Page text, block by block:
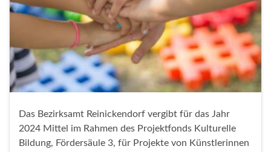
Das Bezirksamt Reinickendorf vergibt für das Jahr
2024 Mittel im Rahmen des Projektfonds Kulturelle
Bildung, Fördersäule 3, für Projekte von Künstlerinnen